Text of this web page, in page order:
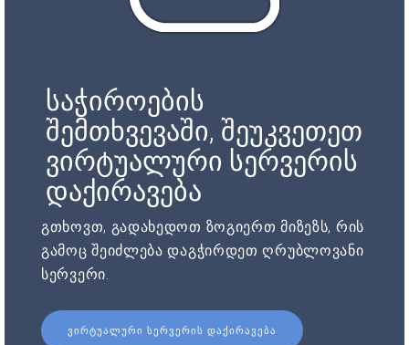
საჭიროების
შემთხვევაში, შეუკვეთეთ
ვირტუალური სერვერის
დაქირავება
გთხოვთ, გადახედოთ ზოგიერთ მიზეზს, რის
გამოც შეიძლება დაგჭირდეთ ღრუბლოვანი
სერვერი.
ᲕᲘᲠᲢᲣᲐᲚᲣᲠᲘ ᲡᲔᲠᲕᲔᲠᲘᲡ ᲓᲐᲥᲘᲠᲐᲕᲔᲑᲐ